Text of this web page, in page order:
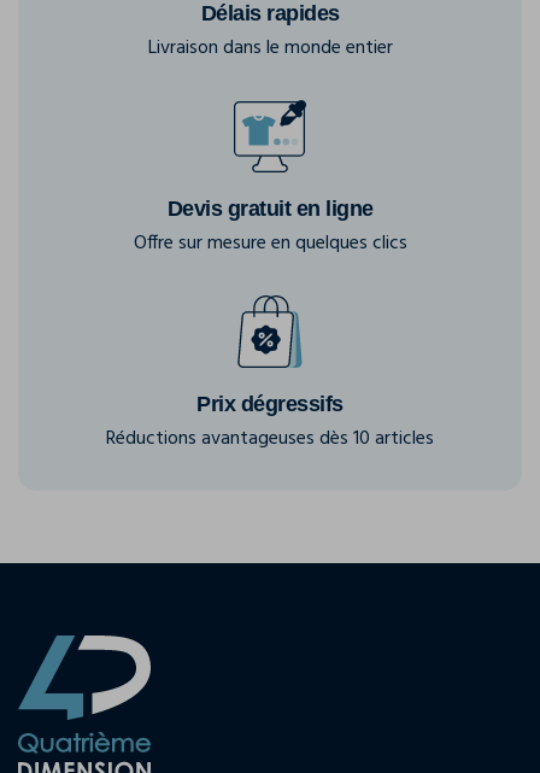
Délais rapides
Livraison dans le monde entier
Devis gratuit en ligne
Offre sur mesure en quelques clics
Prix dégressifs
Réductions avantageuses dès 10 articles